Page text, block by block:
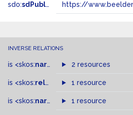
sdo:sdPublisher https://
INVERSE RELATIONS
is <skos:narrower of
2 resources
is <skos:related > of1 resource
is <skos:narrowMatch >of
1 resource